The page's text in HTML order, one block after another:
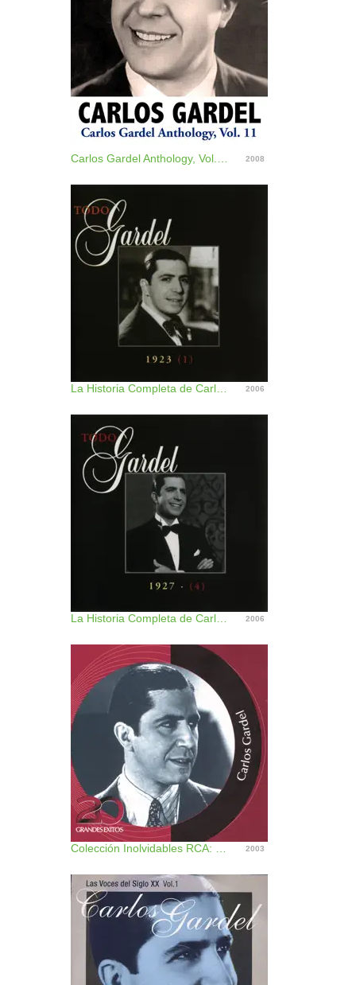
Carlos Gardel Anthology, Vol. 11 2008
La Historia Completa de Carlos Garde, Vol. 40 2006
La Historia Completa de Carlos Gardel, Vol. 4 2006
Colección Inolvidables RCA: Carlos Gardel - 20 Grandes Exitos 2003